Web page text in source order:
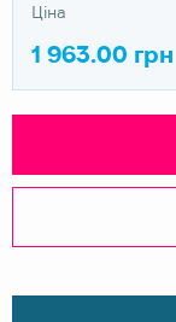
Ціна
1 963.00 грн